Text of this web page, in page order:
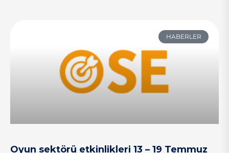
HABERLER
Oyun sektörü etkinlikleri 13 – 19 Temmuz